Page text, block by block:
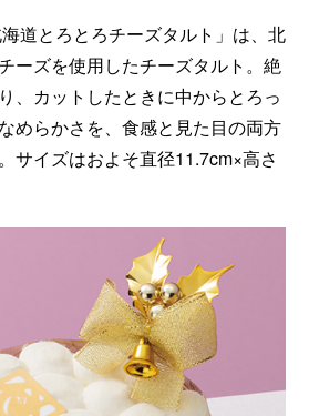
海道とろとろチーズタルト」は、北
ーズを使用したチーズタルト。絶
、カットしたときに中からとろっ
めらかさを、食感と見た目の両方
サイズはおよそ直径11.7cm×高さ